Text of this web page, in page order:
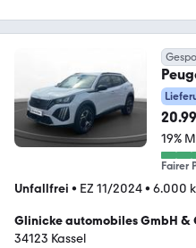
19%
Fairer
Unfallfrei • EZ 11/2024• 6.000
Glinicke automobiles GmbH &
34123 Kassel